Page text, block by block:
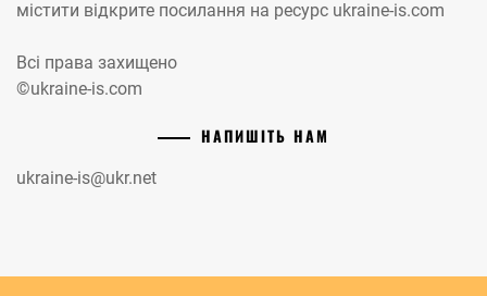
містити відкрите посилання на ресурс ukraine-is.com
Всі права захищено
©ukraine-is.com
НАПИШІТЬ НАМ
ukraine-is@ukr.net